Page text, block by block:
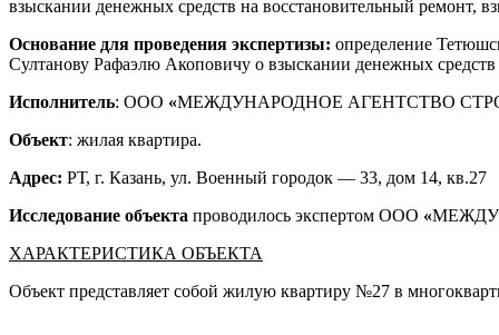
взыскании денежных средств на восстановительный ремонт,
Основание для проведения экспертизы: определение
Султанову Рафаэлю Акоповичу о взыскании денежных
Исполнитель: ООО «МЕЖДУНАРОДНОЕ АГЕНТСТВО
Объект: жилая квартира.
Адрес: РТ, г. Казань, ул. Военный городок — 33, дом 14, кв.27
Исследование объекта проводилось экспертом ООО «
ХАРАКТЕРИСТИКА ОБЪЕКТА
Объект представляет собой жилую квартиру №27 в